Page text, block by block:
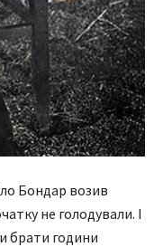
Бондар возив
не голодували. І
брати години